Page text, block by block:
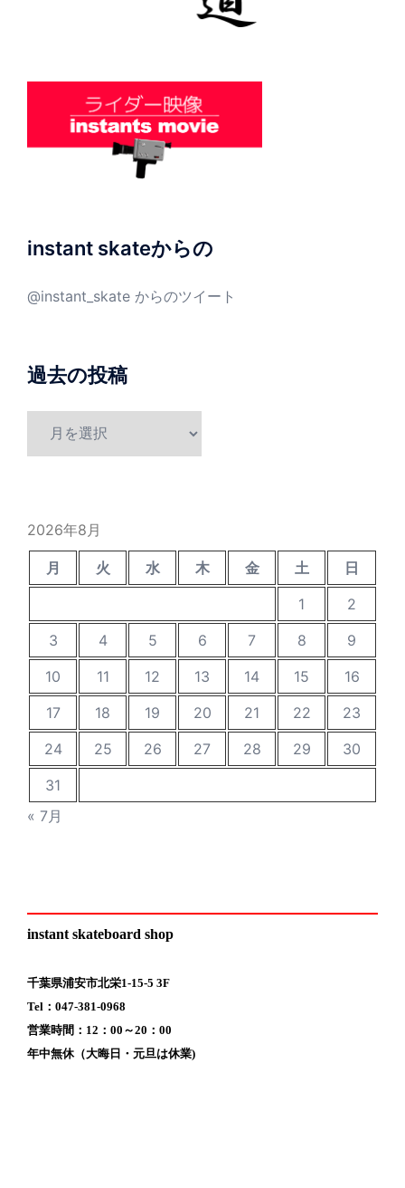
instant skateからの
@instant_skate からのツイート
過去の投稿
2026年8月
月 火 水 木 金 土
日
1
2
3
4 5 6 7 8
9
10
11 12 13 14 15
16
17
18 19 20 21 22
23
24
25 26 27 28 29
30
31
« 7月
instant skateboard shop
千葉県浦安市北栄1-15-5 3F
Tel：047-381-0968
営業時間：12：00～20：00
年中無休（大晦日・元旦は休業)